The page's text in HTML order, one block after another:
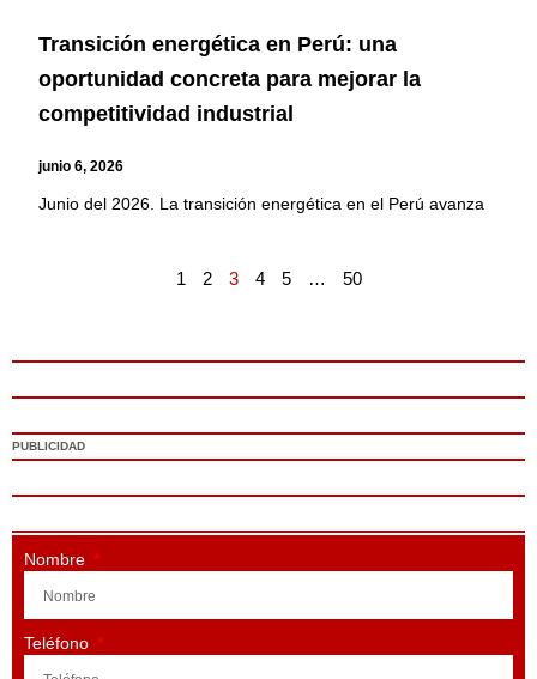
Transición energética en Perú: una
oportunidad concreta para mejorar la
competitividad industrial
junio 6, 2026
Junio del 2026. La transición energética en el Perú avanza
1 2 3 4 5 … 50
PUBLICIDAD
Nombre
Teléfono